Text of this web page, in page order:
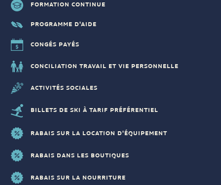
FORMATION CONTINUE
PROGRAMME D'AIDE
CONGÉS PAYÉS
CONCILIATION TRAVAIL ET VIE PERSONNELLE
ACTIVITÉS SOCIALES
BILLETS DE SKI À TARIF PRÉFÉRENTIEL
RABAIS SUR LA LOCATION D'ÉQUIPEMENT
RABAIS DANS LES BOUTIQUES
RABAIS SUR LA NOURRITURE